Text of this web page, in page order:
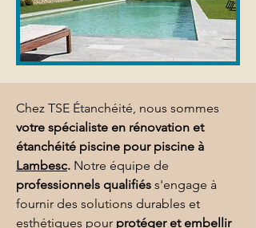
Chez TSE Étanchéité, nous sommes
votre spécialiste en rénovation et
étanchéité piscine pour piscine à
Lambesc. Notre équipe de
professionnels qualifiés s'engage à
fournir des solutions durables et
esthétiques pour protéger et embellir